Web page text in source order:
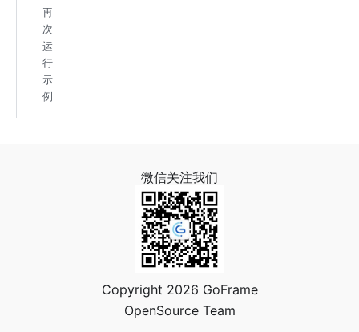
再
次
运
行
示
例
微信关注我们
Copyright 2026 GoFrame
OpenSource Team